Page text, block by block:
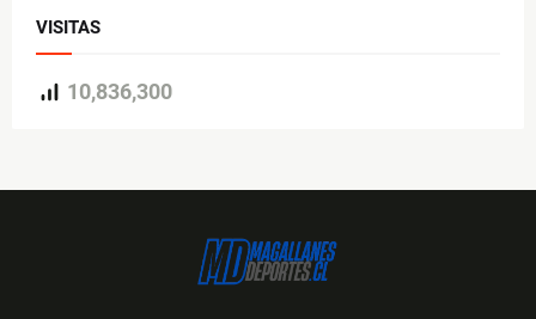
VISITAS
10,836,300